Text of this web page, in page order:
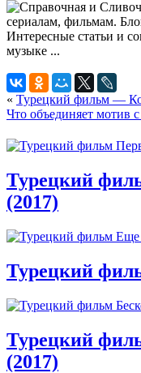
« Турецкий фильм —
Что объединяет мотив
Турецкий
(2017)
Турецкий
Турецкий
(2017)